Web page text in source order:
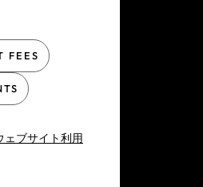
FEES
ェブサイト利用